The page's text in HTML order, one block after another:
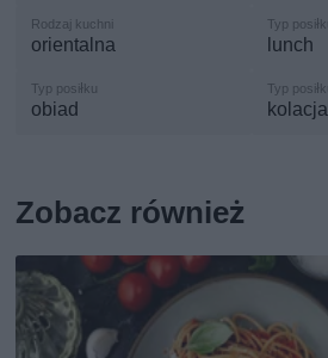
orientalna lunch
obiad kolacja
Zobacz również